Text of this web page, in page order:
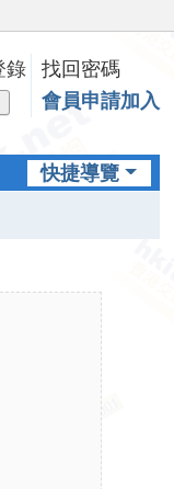
錄
找回密碼
會員申請加入
快捷導覽